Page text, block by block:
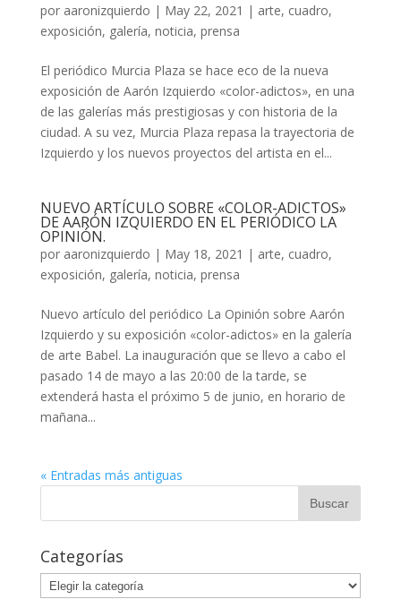
por aaronizquierdo | May 22, 2021 | arte, cuadro,
exposición, galería, noticia, prensa
El periódico Murcia Plaza se hace eco de la nueva
exposición de Aarón Izquierdo «color-adictos», en una
de las galerías más prestigiosas y con historia de la
ciudad. A su vez, Murcia Plaza repasa la trayectoria de
Izquierdo y los nuevos proyectos del artista en el...
NUEVO ARTÍCULO SOBRE «COLOR-ADICTOS»
DE AARÓN IZQUIERDO EN EL PERIÓDICO LA
OPINIÓN.
por aaronizquierdo | May 18, 2021 | arte, cuadro,
exposición, galería, noticia, prensa
Nuevo artículo del periódico La Opinión sobre Aarón
Izquierdo y su exposición «color-adictos» en la galería
de arte Babel. La inauguración que se llevo a cabo el
pasado 14 de mayo a las 20:00 de la tarde, se
extenderá hasta el próximo 5 de junio, en horario de
mañana...
« Entradas más antiguas
Categorías
Categorías